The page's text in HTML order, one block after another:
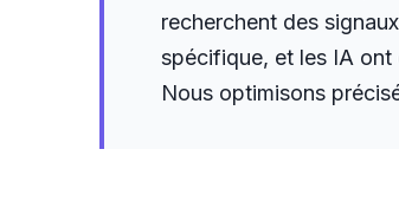
recherchent des
spécifique, et les IA ont
Nous optimisons